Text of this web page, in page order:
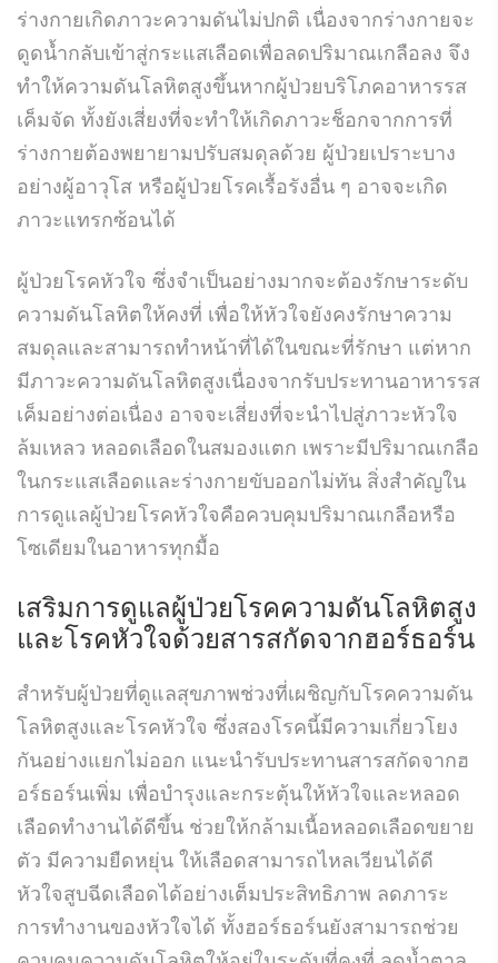
ร่างกายเกิดภาวะความดันไม่ปกติ เนื่องจากร่างกายจะ
ดูดน้ำกลับเข้าสู่กระแสเลือดเพื่อลดปริมาณเกลือลง จึง
ทำให้ความดันโลหิตสูงขึ้นหากผู้ป่วยบริโภคอาหารรส
เค็มจัด ทั้งยังเสี่ยงที่จะทำให้เกิดภาวะช็อกจากการที่
ร่างกายต้องพยายามปรับสมดุลด้วย ผู้ป่วยเปราะบาง
อย่างผู้อาวุโส หรือผู้ป่วยโรคเรื้อรังอื่น ๆ อาจจะเกิด
ภาวะแทรกซ้อนได้
ผู้ป่วยโรคหัวใจ ซึ่งจำเป็นอย่างมากจะต้องรักษาระดับ
ความดันโลหิตให้คงที่ เพื่อให้หัวใจยังคงรักษาความ
สมดุลและสามารถทำหน้าที่ได้ในขณะที่รักษา แต่หาก
มีภาวะความดันโลหิตสูงเนื่องจากรับประทานอาหารรส
เค็มอย่างต่อเนื่อง อาจจะเสี่ยงที่จะนำไปสู่ภาวะหัวใจ
ล้มเหลว หลอดเลือดในสมองแตก เพราะมีปริมาณเกลือ
ในกระแสเลือดและร่างกายขับออกไม่ทัน สิ่งสำคัญใน
การดูแลผู้ป่วยโรคหัวใจคือควบคุมปริมาณเกลือหรือ
โซเดียมในอาหารทุกมื้อ
เสริมการดูแลผู้ป่วยโรคความดันโลหิตสูง
และโรคหัวใจด้วยสารสกัดจากฮอร์ธอร์น
สำหรับผู้ป่วยที่ดูแลสุขภาพช่วงที่เผชิญกับโรคความดัน
โลหิตสูงและโรคหัวใจ ซึ่งสองโรคนี้มีความเกี่ยวโยง
กันอย่างแยกไม่ออก แนะนำรับประทานสารสกัดจากฮ
อร์ธอร์นเพิ่ม เพื่อบำรุงและกระตุ้นให้หัวใจและหลอด
เลือดทำงานได้ดีขึ้น ช่วยให้กล้ามเนื้อหลอดเลือดขยาย
ตัว มีความยืดหยุ่น ให้เลือดสามารถไหลเวียนได้ดี
หัวใจสูบฉีดเลือดได้อย่างเต็มประสิทธิภาพ ลดภาระ
การทำงานของหัวใจได้ ทั้งฮอร์ธอร์นยังสามารถช่วย